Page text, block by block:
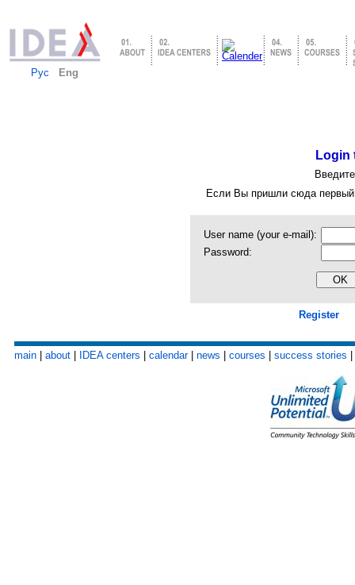
Рус Eng
Login
Если Вы пришли сюда
User name (your e-mail):
Password:
Register
main about IDEA centers calendar| news courses success stories